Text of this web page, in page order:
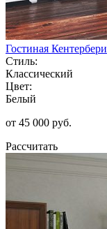
Гостиная Кентербери
Стиль:
Классический
Цвет:
Белый
от 45 000 руб.
Рассчитать